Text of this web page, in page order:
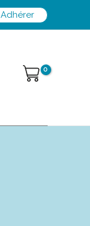
Adhérer